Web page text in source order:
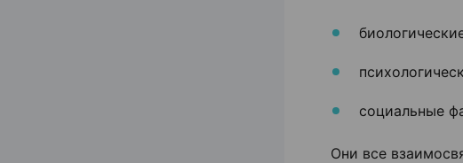
социальные
Они все